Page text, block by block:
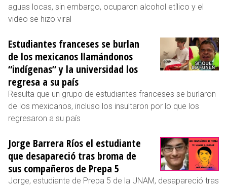
aguas locas, sin embargo, ocuparon alcohol etílico y el
video se hizo viral
Estudiantes franceses se burlan
de los mexicanos llamándonos
“indígenas” y la universidad los
regresa a su país
Resulta que un grupo de estudiantes franceses se burlaron
de los mexicanos, incluso los insultaron por lo que los
regresaron a su país
Jorge Barrera Ríos el estudiante
que desapareció tras broma de
sus compañeros de Prepa 5
Jorge, estudiante de Prepa 5 de la UNAM, desapareció tras